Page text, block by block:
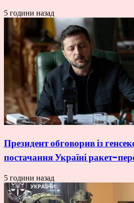
5 години назад
Президент обговорив із
постачання Україні ракет-
5 години назад